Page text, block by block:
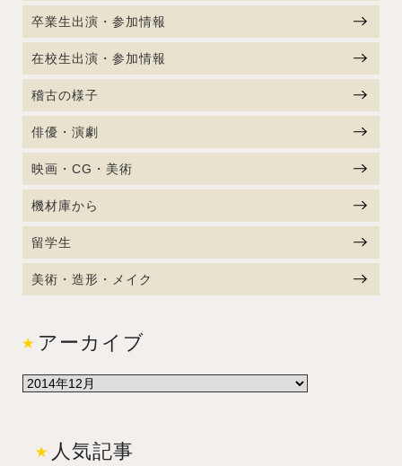
卒業生出演・参加情報
在校生出演・参加情報
稽古の様子
俳優・演劇
映画・CG・美術
機材庫から
留学生
美術・造形・メイク
アーカイブ
人気記事